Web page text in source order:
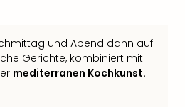
und Abend dann auf
Gerichte, kombiniert mit
mediterranen Kochkunst.